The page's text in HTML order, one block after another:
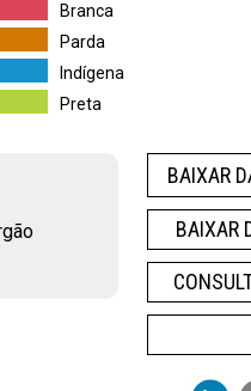
Branca
Parda
Indígena
Preta
BAIXAR
BAIXAR